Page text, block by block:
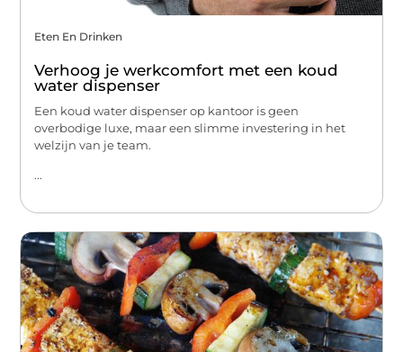
Eten En Drinken
Verhoog je werkcomfort met een koud
water dispenser
Een koud water dispenser op kantoor is geen
overbodige luxe, maar een slimme investering in het
welzijn van je team.
...